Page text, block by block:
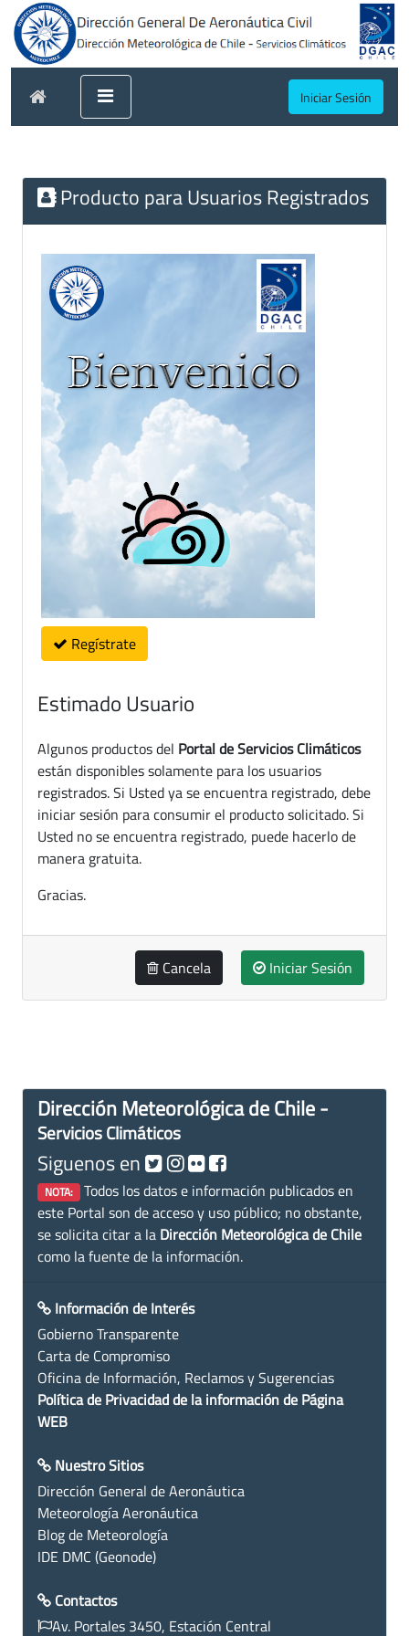
Iniciar Sesión
Producto para Usuarios Registrados
Regístrate
Estimado Usuario
Algunos productos del Portal de Servicios Climáticos
están disponibles solamente para los usuarios
registrados. Si Usted ya se encuentra registrado, debe
iniciar sesión para consumir el producto solicitado. Si
Usted no se encuentra registrado, puede hacerlo de
manera gratuita.
Gracias.
Cancela Iniciar Sesión
Dirección Meteorológica de Chile -
Servicios Climáticos
Siguenos en
NOTA: Todos los datos e información publicados en
este Portal son de acceso y uso público; no obstante,
se solicita citar a la Dirección Meteorológica de Chile
como la fuente de la información.
Información de Interés
Gobierno Transparente
Carta de Compromiso
Oficina de Información, Reclamos y Sugerencias
Política de Privacidad de la información de Página
WEB
Nuestro Sitios
Dirección General de Aeronáutica
Meteorología Aeronáutica
Blog de Meteorología
IDE DMC (Geonode)
Contactos
Av. Portales 3450, Estación Central